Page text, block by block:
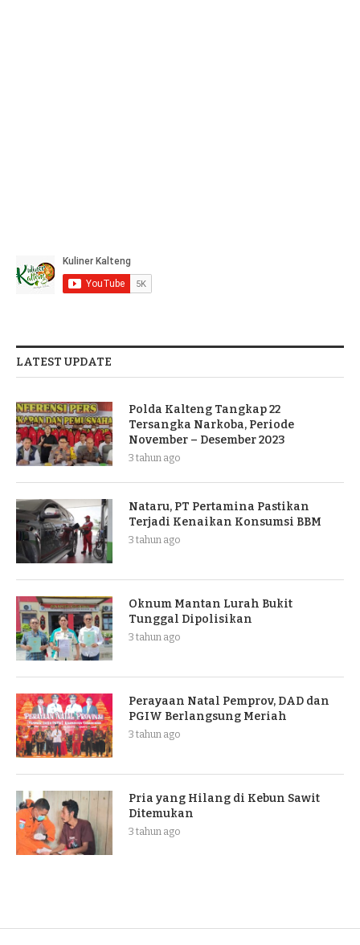
LATEST UPDATE
Polda Kalteng Tangkap 22
Tersangka Narkoba, Periode
November – Desember 2023
3 tahun ago
Nataru, PT Pertamina Pastikan
Terjadi Kenaikan Konsumsi BBM
3 tahun ago
Oknum Mantan Lurah Bukit
Tunggal Dipolisikan
3 tahun ago
Perayaan Natal Pemprov, DAD dan
PGIW Berlangsung Meriah
3 tahun ago
Pria yang Hilang di Kebun Sawit
Ditemukan
3 tahun ago